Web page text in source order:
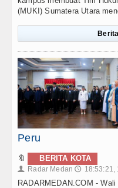
(MUKI) Sumatera Utara
Peru
🔖 BERITA KOTA
👤 Radar Medan 🕔 18:53:21,
RADARMEDAN.COM -